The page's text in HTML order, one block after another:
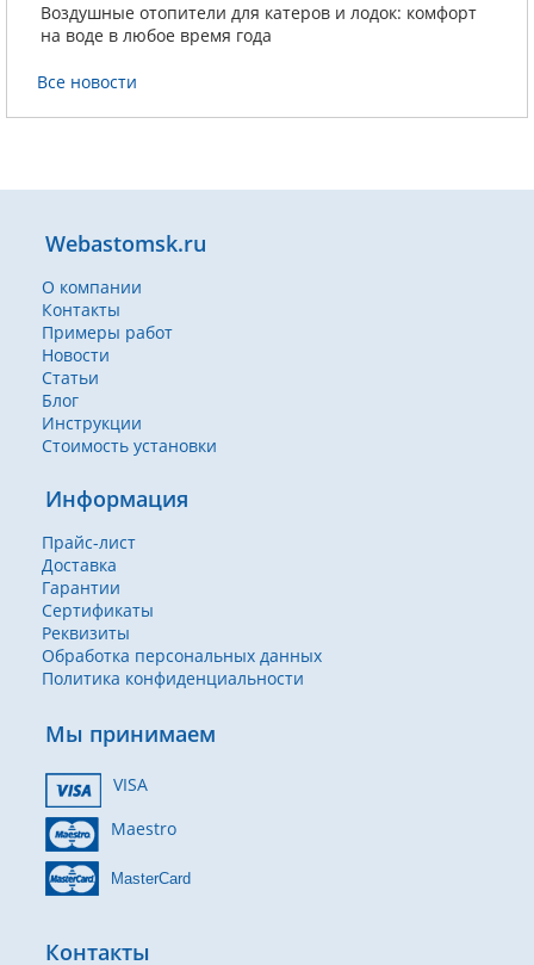
Воздушные отопители для катеров и лодок: комфорт
на воде в любое время года
Все новости
Webastomsk.ru
О компании
Контакты
Примеры работ
Новости
Статьи
Блог
Инструкции
Стоимость установки
Информация
Прайс-лист
Доставка
Гарантии
Сертификаты
Реквизиты
Обработка персональных данных
Политика конфиденциальности
Мы принимаем
VISA
Maestro
MasterCard
Контакты